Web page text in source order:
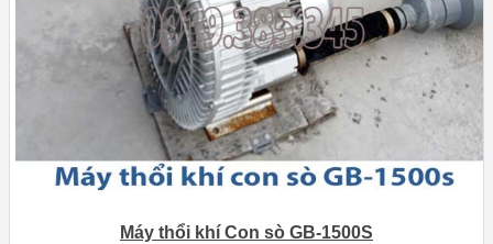
Máy thổi khí Con sò GB-1500S